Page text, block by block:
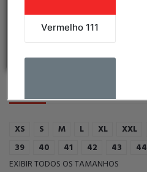
EXIBIR TODAS AS CORES
XS S M L XL XXL
39
40 41 42 43 44
EXIBIR TODOS OS TAMANHOS